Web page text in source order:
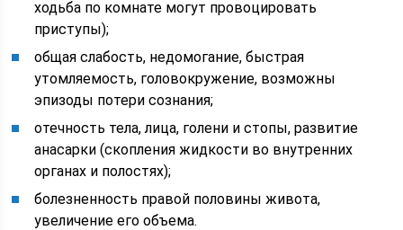
ходьба по комнате могут провоцировать
приступы);
общая слабость, недомогание, быстрая
утомляемость, головокружение, возможны
эпизоды потери сознания;
отечность тела, лица, голени и стопы, развитие
анасарки (скопления жидкости во внутренних
органах и полостях);
болезненность правой половины живота,
увеличение его объема.